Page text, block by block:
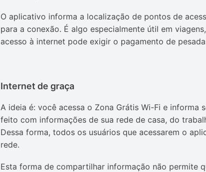
O aplicativo informa a localização de pontos de
para a conexão. É algo especialmente útil em
acesso à internet pode exigir o pagamento de
Internet de graça
A ideia é: você acessa o Zona Grátis Wi-Fi e informa
feito com informações de sua rede de casa, do
Dessa forma, todos os usuários que acessarem o
rede.
Esta forma de compartilhar informação não permite